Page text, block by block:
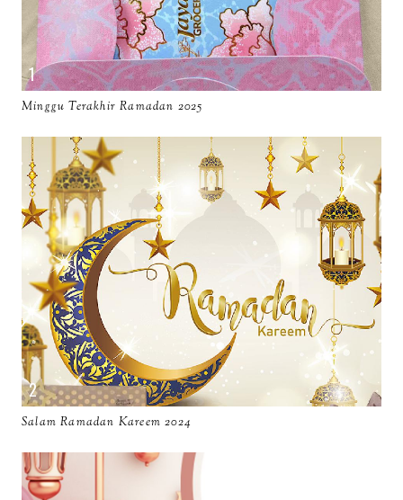
Minggu Terakhir Ramadan 2025
Salam Ramadan Kareem 2024